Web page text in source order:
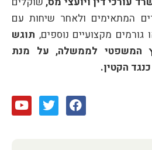
המתאימים ולאחר שיחות עם
גורמים מקצועיים נוספים, תוגש
המשפטי לממשלה, על מנת
הקטין.